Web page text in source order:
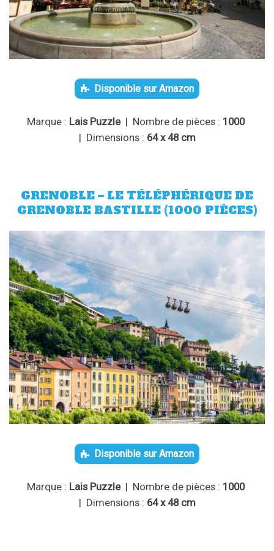
Disponible sur Amazon
Marque : Lais Puzzle| Nombre de pièces : 1000
| Dimensions : 64 x 48 cm
GRENOBLE – LE TÉLÉPHÉRIQUE DE
GRENOBLE BASTILLE (1000 PIÈCES)
Disponible sur Amazon
Marque : Lais Puzzle| Nombre de pièces : 1000
| Dimensions : 64 x 48 cm